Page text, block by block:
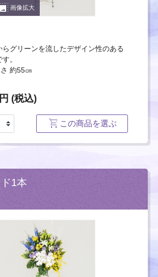
photo_size_select_large 画像拡大
らグリーンを流したデザイン性のある
。
約55㎝
円 (税込)
この商品を選ぶ
1本